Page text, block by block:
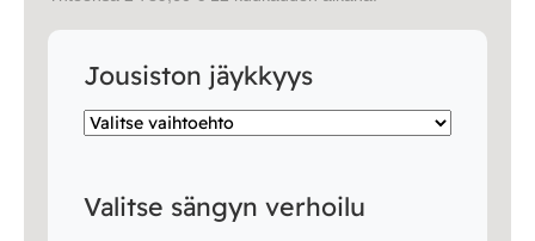
Jousiston jäykkyys
Valitse sängyn verhoilu